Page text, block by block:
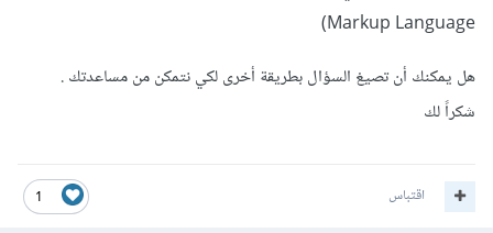
Markup Language)
هل يمكنك أن تصيغ السؤال بطريقة أخرى لكي نتمكن من مساعدتك .
شكراً لك
1 اقتباس